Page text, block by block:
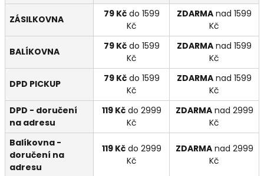
ZÁSILKOVNA 79 Kčdo 1599
Kč
ZDARMA nad 1599
Kč
BALÍKOVNA 79 Kčdo 1599
Kč
ZDARMA nad 1599
Kč
DPD PICKUP 79 Kčdo 1599
Kč
ZDARMA nad 1599
Kč
DPD - doručení
na adresu
119 Kčdo 2999
Kč
ZDARMAnad 2999
Kč
Balíkovna -
doručení na
adresu
119 Kčdo 2999
Kč
ZDARMAnad 2999
Kč